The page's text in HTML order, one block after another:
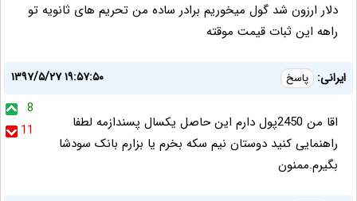
دلار ارزون شد گول میخوریم برادر ساده من تحریم های ثانویه تو
راهه این ثبات قیمت موقته
ایرانی: پاسخ
۱۳۹۷/۵/۲۷ ۱۹:۵۷:۵۰
8
11
اقا من 2450پول دارم این حاصل یکسال پسندازمه لطفا
راهنمایی کنید دوستان نیم سکه بخرم یا بزارم بانک سودشا
بگیرم.ممنون